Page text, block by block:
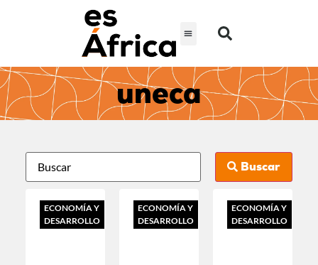
uneca
Buscar
ECONOMÍA Y
DESARROLLO
ECONOMÍA Y
DESARROLLO
ECONOMÍA Y
DESARROLLO